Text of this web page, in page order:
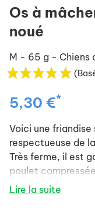
Os à
noué
M - 65 g - Chiens
5,30 €*
Voici une
respectueuse de
Très ferme, il est
poulet
ferme de qualité
Lire la suite